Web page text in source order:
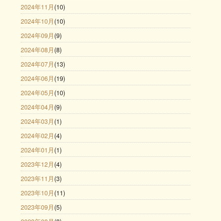
2024年11月 (10)
2024年10月 (10)
2024年09月 (9)
2024年08月 (8)
2024年07月 (13)
2024年06月 (19)
2024年05月 (10)
2024年04月 (9)
2024年03月 (1)
2024年02月 (4)
2024年01月 (1)
2023年12月 (4)
2023年11月 (3)
2023年10月 (11)
2023年09月 (5)